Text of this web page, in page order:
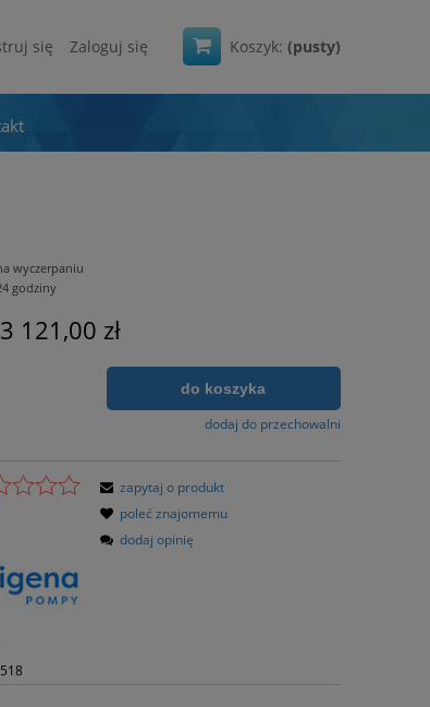
Koszyk: (pusty)
się Zaloguj się
wyczerpaniu
godziny
3 121,00 zł
do koszyka
dodaj do przechowalni
zapytaj o produkt
poleć znajomemu
dodaj opinię